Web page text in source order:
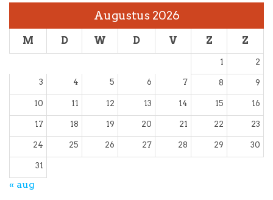
Augustus 2026
M D W D V Z Z
1 2
3 4 5 6 7 8 9
10 11 12 13 14 15 16
17 18 19 20 21 22 23
24 25 26 27 28 29 30
31
« aug